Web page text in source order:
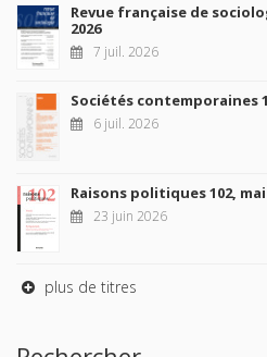
Revue française de
2026
7 juil. 2026
Sociétés contemporaines
6 juil. 2026
Raisons politiques 102, mai
23 juin 2026
plus de titres